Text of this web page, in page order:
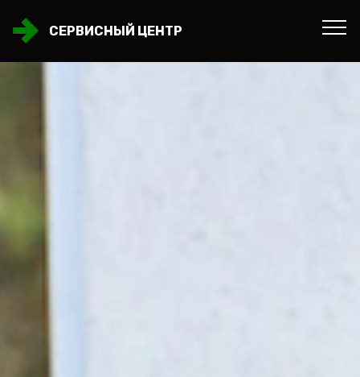
СЕРВИСНЫЙ ЦЕНТР